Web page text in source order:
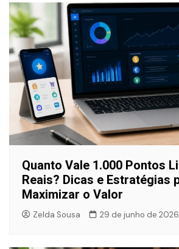
Quanto Vale 1.000 Pontos
Reais? Dicas e Estratégias
Maximizar o Valor
Zelda Sousa 29 de junho de 2026